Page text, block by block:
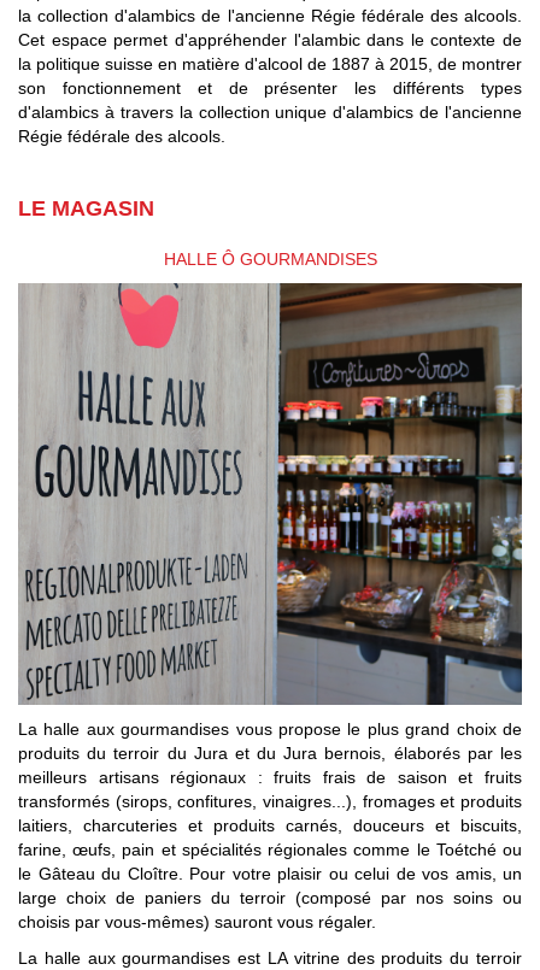
la collection d'alambics de l'ancienne Régie fédérale des alcools.
Cet espace permet d'appréhender l'alambic dans le contexte de
la politique suisse en matière d'alcool de 1887 à 2015, de montrer
son fonctionnement et de présenter les différents types
d'alambics à travers la collection unique d'alambics de l'ancienne
Régie fédérale des alcools.
LE MAGASIN
HALLE Ô GOURMANDISES
La halle aux gourmandises vous propose le plus grand choix de
produits du terroir du Jura et du Jura bernois, élaborés par les
meilleurs artisans régionaux : fruits frais de saison et fruits
transformés (sirops, confitures, vinaigres...), fromages et produits
laitiers, charcuteries et produits carnés, douceurs et biscuits,
farine, œufs, pain et spécialités régionales comme le Toétché ou
le Gâteau du Cloître. Pour votre plaisir ou celui de vos amis, un
large choix de paniers du terroir (composé par nos soins ou
choisis par vous-mêmes) sauront vous régaler.
La halle aux gourmandises est LA vitrine des produits du terroir